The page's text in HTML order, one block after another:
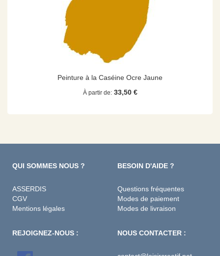
Peinture à la Caséine Ocre Jaune
À partir de 33,50 €
QUI SOMMES NOUS ?
ASSERDIS
CGV
Mentions légales
BESOIN D'AIDE ?
Questions fréquentes
Modes de paiement
Modes de livraison
REJOIGNEZ-NOUS : NOUS CONTACTER :